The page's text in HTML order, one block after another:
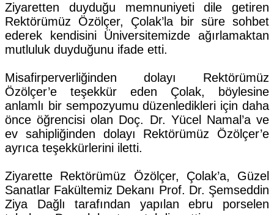
Ziyaretten duyduğu memnuniyeti dile getiren
Rektörümüz Özölçer, Çolak’la bir süre sohbet
ederek kendisini Üniversitemizde ağırlamaktan
mutluluk duyduğunu ifade etti.
Misafirperverliğinden dolayı Rektörümüz
Özölçer’e teşekkür eden Çolak, böylesine
anlamlı bir sempozyumu düzenledikleri için daha
önce öğrencisi olan Doç. Dr. Yücel Namal’a ve
ev sahipliğinden dolayı Rektörümüz Özölçer’e
ayrıca teşekkürlerini iletti.
Ziyarette Rektörümüz Özölçer, Çolak’a, Güzel
Sanatlar Fakültemiz Dekanı Prof. Dr. Şemseddin
Ziya Dağlı tarafından yapılan ebru porselen